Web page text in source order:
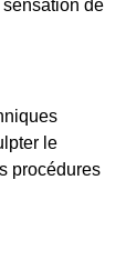
de
le
procédures